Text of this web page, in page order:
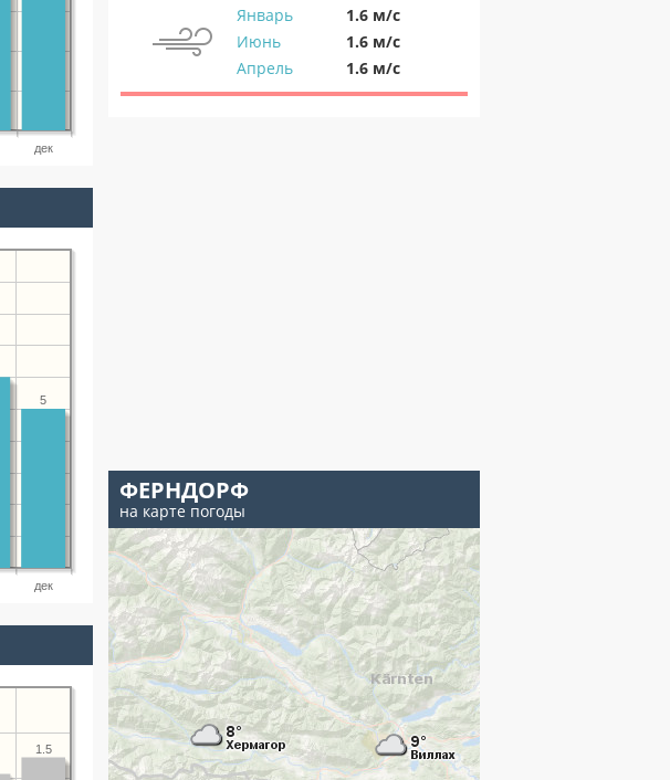
дек
дек
5
1.5
Январь
1.6 м/с
Июнь
1.6 м/с
Апрель
1.6 м/с
ФЕРНДОРФ
на карте погоды